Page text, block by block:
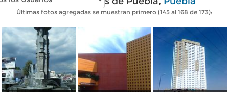
Últimas fotos agregadas se muestran primero (145 al 168 de 173):